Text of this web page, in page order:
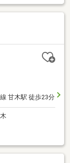
甘木駅 徒歩23分